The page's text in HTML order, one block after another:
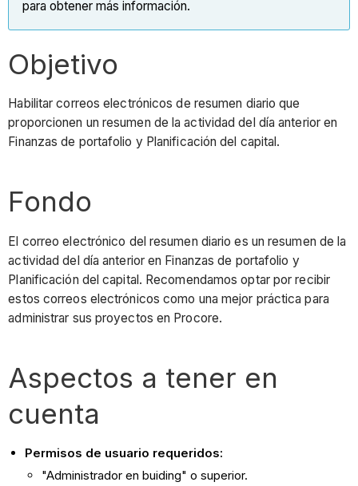
para obtener más información.
Objetivo
Habilitar correos electrónicos de resumen diario que
proporcionen un resumen de la actividad del día anterior en
Finanzas de portafolio y Planificación del capital.
Fondo
El correo electrónico del resumen diario es un resumen de la
actividad del día anterior en Finanzas de portafolio y
Planificación del capital. Recomendamos optar por recibir
estos correos electrónicos como una mejor práctica para
administrar sus proyectos en Procore.
Aspectos a tener en
cuenta
Permisos de usuario requeridos:
"Administrador en buiding" o superior.